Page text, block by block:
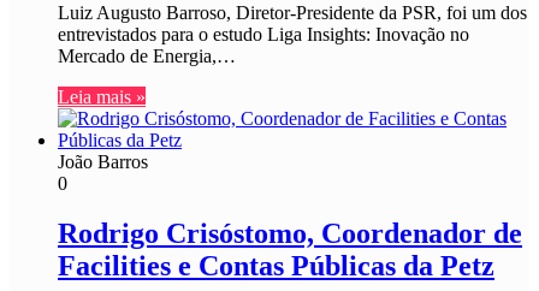
Luiz Augusto Barroso, Diretor-Presidente da PSR, foi um dos
entrevistados para o estudo Liga Insights: Inovação no
Mercado de Energia,…
Leia mais »
João Barros
0
Rodrigo Crisóstomo, Coordenador de
Facilities e Contas Públicas da Petz